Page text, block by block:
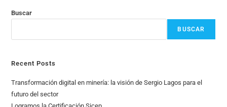
Buscar
BUSCAR
Recent Posts
Transformación digital en minería: la visión de Sergio Lagos para el
futuro del sector